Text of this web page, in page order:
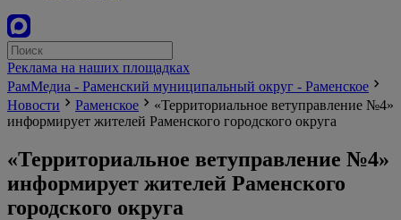
Реклама на наших площадках
РамМедиа - Раменский муниципальный округ - Раменское
Новости
Раменское
«Территориальное ветуправление №4»
информирует жителей Раменского городского округа
«Территориальное ветуправление №4»
информирует жителей Раменского
городского округа